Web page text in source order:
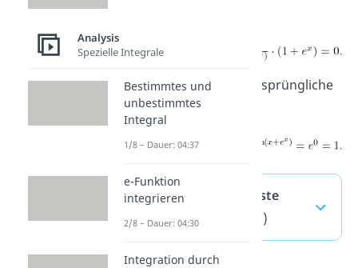
Damit gilt für unsere ursprüngliche
Funktion:
l’Hospital — häufigste
Fragen (ausklappen)
Analysis
Spezielle Integrale
Bestimmtes und
unbestimmtes
Integral
1/8 – Dauer: 04:37
e-Funktion
integrieren
2/8 – Dauer: 04:30
Integration durch